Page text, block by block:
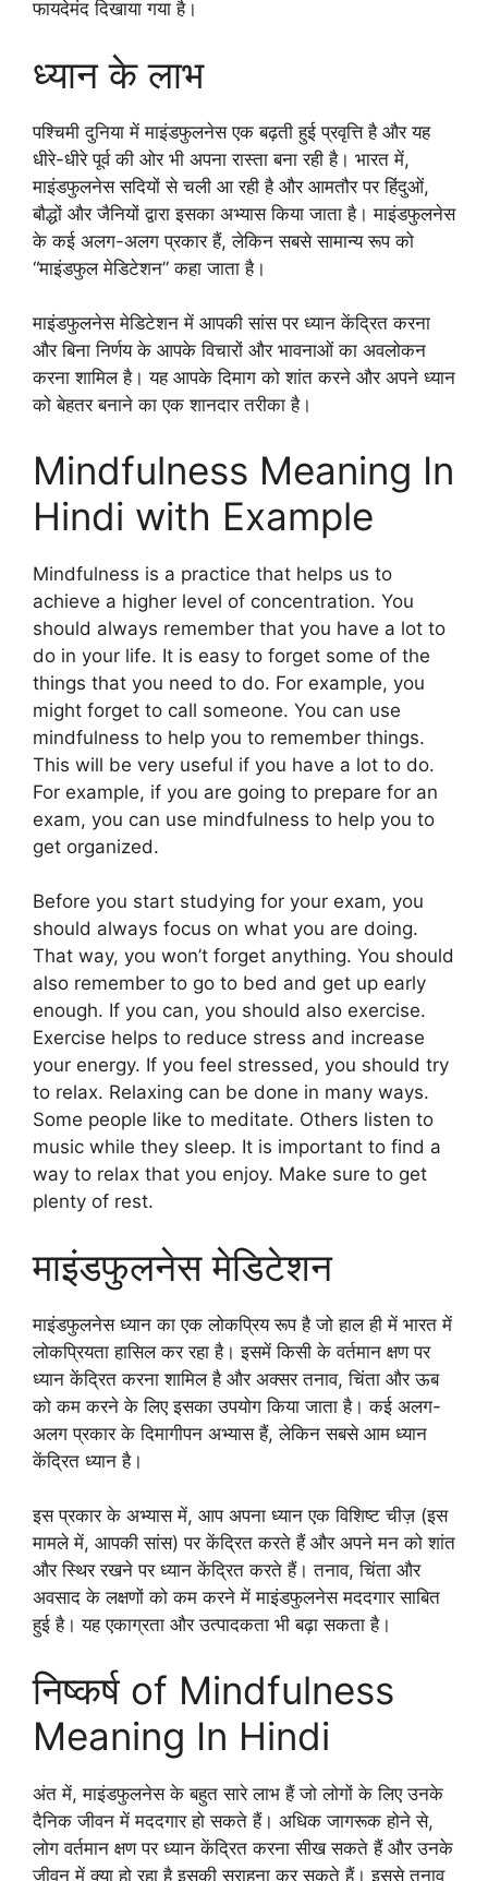
फायदेमंद दिखाया गया है।
ध्यान के लाभ
पश्चिमी दुनिया में माइंडफुलनेस एक बढ़ती हुई प्रवृत्ति है और यह
धीरे-धीरे पूर्व की ओर भी अपना रास्ता बना रही है। भारत में,
माइंडफुलनेस सदियों से चली आ रही है और आमतौर पर हिंदुओं,
बौद्धों और जैनियों द्वारा इसका अभ्यास किया जाता है। माइंडफुलनेस
के कई अलग-अलग प्रकार हैं, लेकिन सबसे सामान्य रूप को
“माइंडफुल मेडिटेशन” कहा जाता है।
माइंडफुलनेस मेडिटेशन में आपकी सांस पर ध्यान केंद्रित करना
और बिना निर्णय के आपके विचारों और भावनाओं का अवलोकन
करना शामिल है। यह आपके दिमाग को शांत करने और अपने ध्यान
को बेहतर बनाने का एक शानदार तरीका है।
Mindfulness Meaning In
Hindi with Example
Mindfulness is a practice that helps us to
achieve a higher level of concentration. You
should always remember that you have a lot to
do in your life. It is easy to forget some of the
things that you need to do. For example, you
might forget to call someone. You can use
mindfulness to help you to remember things.
This will be very useful if you have a lot to do.
For example, if you are going to prepare for an
exam, you can use mindfulness to help you to
get organized.
Before you start studying for your exam, you
should always focus on what you are doing.
That way, you won’t forget anything. You should
also remember to go to bed and get up early
enough. If you can, you should also exercise.
Exercise helps to reduce stress and increase
your energy. If you feel stressed, you should try
to relax. Relaxing can be done in many ways.
Some people like to meditate. Others listen to
music while they sleep. It is important to find a
way to relax that you enjoy. Make sure to get
plenty of rest.
माइंडफुलनेस मेडिटेशन
माइंडफुलनेस ध्यान का एक लोकप्रिय रूप है जो हाल ही में भारत में
लोकप्रियता हासिल कर रहा है। इसमें किसी के वर्तमान क्षण पर
ध्यान केंद्रित करना शामिल है और अक्सर तनाव, चिंता और ऊब
को कम करने के लिए इसका उपयोग किया जाता है। कई अलग-
अलग प्रकार के दिमागीपन अभ्यास हैं, लेकिन सबसे आम ध्यान
केंद्रित ध्यान है।
इस प्रकार के अभ्यास में, आप अपना ध्यान एक विशिष्ट चीज़ (इस
मामले में, आपकी सांस) पर केंद्रित करते हैं और अपने मन को शांत
और स्थिर रखने पर ध्यान केंद्रित करते हैं। तनाव, चिंता और
अवसाद के लक्षणों को कम करने में माइंडफुलनेस मददगार साबित
हुई है। यह एकाग्रता और उत्पादकता भी बढ़ा सकता है।
निष्कर्ष of Mindfulness
Meaning In Hindi
अंत में, माइंडफुलनेस के बहुत सारे लाभ हैं जो लोगों के लिए उनके
दैनिक जीवन में मददगार हो सकते हैं। अधिक जागरूक होने से,
लोग वर्तमान क्षण पर ध्यान केंद्रित करना सीख सकते हैं और उनके
जीवन में क्या हो रहा है इसकी सराहना कर सकते हैं। इससे तनाव